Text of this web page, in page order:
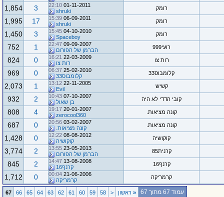
רומק 01-11-2011
22:10
shruki
3
1,854
רומק 06-09-2011
15:39
shruki
17
1,995
רומק 04-10-2010
15:45
Spaceboy
3
1,450
רועי999 09-09-2007
22:47
הברמן של הפורום
1
752
רות צו 22-03-2009
16:21
רות צו
0
824
קלומבוס33 25-02-2010
06:37
קלומבוס33
0
969
קשיש 22-11-2005
13:12
Evil
1
2,073
קובי הדדי לא היה 07-10-2007
10:43
בן שאול
2
932
קונה מציאות. 20-01-2007
19:17
zerocool360
4
808
קונה מציאות. 03-02-2007
20:56
קונה מציאות.
0
687
קוקושיה 08-08-2012
12:22
קוקושיה
0
1,428
קרנית85 23-05-2013
13:55
הברמן של הפורום
2
3,774
קרנף16 13-08-2008
14:47
קרנף16
2
845
קרמריקה 21-06-2006
00:04
קרמריקה
0
1,712
עמוד 67 מתוך 67 «ראשון <
58
59
60
61
62
63
64
65
66
67